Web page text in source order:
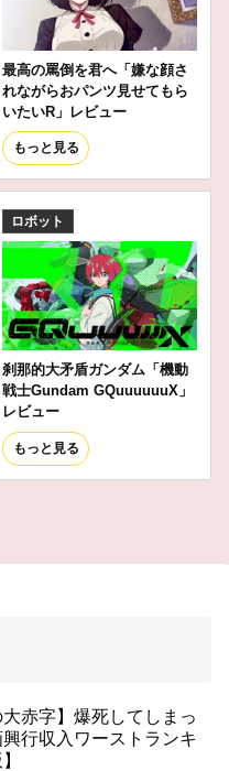
最高の罵倒を君へ「嫌な顔さ
れながらおパンツ見せてもら
いたいR」レビュー
もっと見る
ロボット
刹那的大矛盾ガンダム「機動
戦士Gundam GQuuuuuuX」
レビュー
もっと見る
大赤字】爆死してしまっ
行収入ワーストランキ